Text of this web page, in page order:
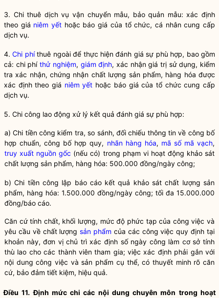
3. Chi thuê dịch vụ vận chuyển mẫu, bảo quản mẫu: xác định
theo giá niêm yết hoặc báo giá của tổ chức, cá nhân cung cấp
dịch vụ.
4.Chi phíthuê ngoài để thực hiện đánh giá sự phù hợp, bao gồm
cả: chi phí thử nghiệm, giám định, xác nhận giá trị sử dụng, kiểm
tra xác nhận, chứng nhận chất lượng sản phẩm, hàng hóa được
xác định theo giá niêm yết hoặc báo giá của tổ chức cung cấp
dịch vụ.
5. Chi công lao động xử lý kết quả đánh giá sự phù hợp:
a) Chi tiền công kiểm tra, so sánh, đối chiếu thông tin về công bố
hợp chuẩn, công bố hợp quy, nhãn hàng hóa, mã số mã vạch,
truy xuất nguồn gốc (nếu có) trong phạm vi hoạt động khảo sát
chất lượng sản phẩm, hàng hóa: 500.000 đồng/ngày công;
b) Chi tiền công lập báo cáo kết quả khảo sátchất lượng sản
phẩm, hàng hóa: 1.500.000 đồng/ngày công; tối đa 15.000.000
đồng/báo cáo.
Căn cứ tính chất, khối lượng, mức độ phức tạp của công việc và
yêu cầu về chất lượngsản phẩm của các công việc quy định tại
khoản này, đơn vị chủ trì xác định số ngày công làm cơ sở tính
thù lao cho các thành viên tham gia; việc xác định phải gắn với
nội dung công việc vàsản phẩm cụ thể, có thuyết minh rõ căn
cứ, bảo đảm tiết kiệm, hiệu quả.
Điều 11. Định mức chi các nội dung chuyên môn trong hoạt